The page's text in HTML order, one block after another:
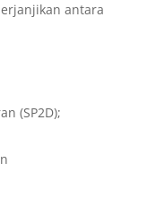
antara
(SP2D);